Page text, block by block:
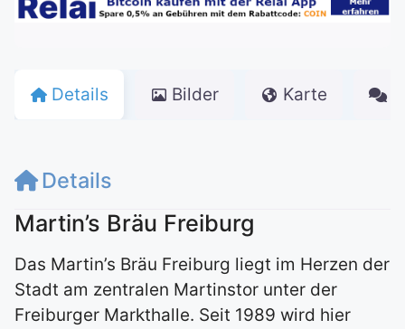
Details Bilder Karte
Details
Martin’s Bräu Freiburg
Das Martin’s Bräu Freiburg liegt im Herzen der
Stadt am zentralen Martinstor unter der
Freiburger Markthalle. Seit 1989 wird hier